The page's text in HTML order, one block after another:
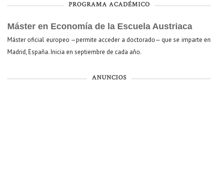
PROGRAMA ACADÉMICO
Máster en Economía de la Escuela Austriaca
Máster oficial europeo —permite acceder a doctorado— que se imparte en
Madrid, España. Inicia en septiembre de cada año.
ANUNCIOS